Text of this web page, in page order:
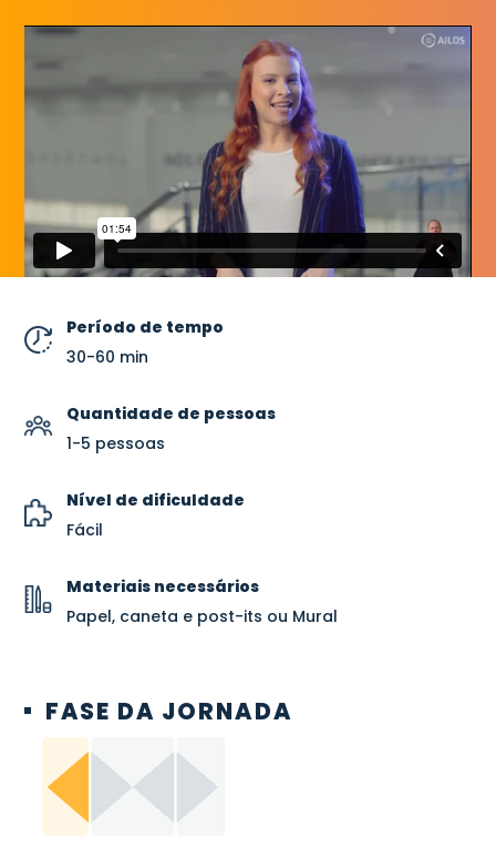
Período de tempo
30-60 min
Quantidade de pessoas
1-5 pessoas
Nível de dificuldade
Fácil
Materiais necessários
Papel, caneta e post-its ou Mural
FASE DA JORNADA